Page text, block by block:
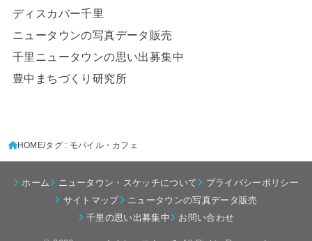
ディスカバー千里
ニュータウンの写真データ販売
千里ニュータウンの思い出募集中
豊中まちづくり研究所
HOME タグ : モバイル・カフェ
ホーム ニュータウン・スケッチについて
プライバシーポリシー
サイトマップ
ニュータウンの写真データ販売
千里の思い出募集中
お問い合わせ